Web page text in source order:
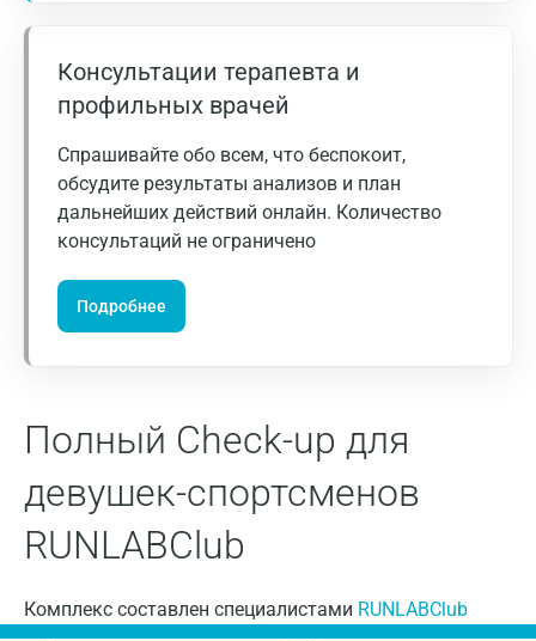
Консультации терапевта и
профильных врачей
Спрашивайте обо всем, что беспокоит,
обсудите результаты анализов и план
дальнейших действий онлайн. Количество
консультаций не ограничено
Подробнее
Полный Check-up для
девушек-спортсменов
RUNLABClub
Комплекс составлен специалистами RUNLABClub
Долгопрудный
Домодедово
Екатеринбург
Жуковский
Звенигород
Зеленоград
Ивантеевка
Калининград